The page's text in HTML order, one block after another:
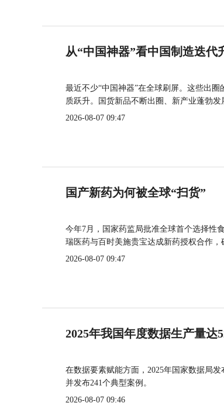
从“中国神器”看中国制造迭代
最近不少“中国神器”在全球刷屏。这些出
质跃升。国货新品不断出圈、新产业蓬勃发
2026-08-07 09:47
国产新药为何被全球“扫货”
今年7月，国家药监局批准全球首个选择性
瑞医药与百时美施贵宝达成新药授权合作
2026-08-07 09:47
2025年我国年度数据生产量达
在数据要素赋能方面，2025年国家数据局
并发布241个典型案例。
2026-08-07 09:46